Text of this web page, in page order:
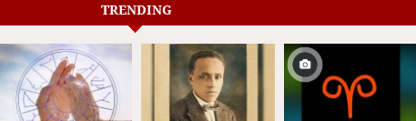
TRENDING